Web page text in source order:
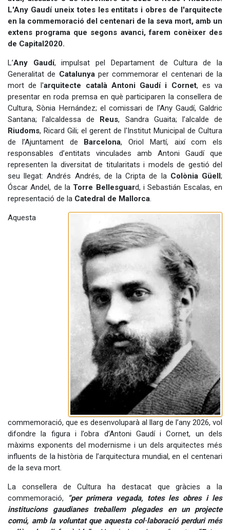
L'Any Gaudí uneix totes les entitats i obres de l'arquitecte
en la commemoració del centenari de la seva mort, amb un
extens programa que segons avanci, farem conèixer des
de Capital2020.
L’Any Gaudí, impulsat pel Departament de Cultura de la
Generalitat de Catalunyaper commemorar el centenari de la
mort de l'arquitecte català Antoni Gaudí i Cornet, es va
presentar en roda premsa en què participaren la consellera de
Cultura, Sònia Hernández; el comissari de l’Any Gaudí, Galdric
Santana; l’alcaldessa de Reus, Sandra Guaita; l’alcalde de
Riudoms, Ricard Gili; el gerent de l'Institut Municipal de Cultura
de l’Ajuntament de Barcelona, Oriol Martí, així com els
responsables d’entitats vinculades amb Antoni Gaudí que
representen la diversitat de titularitats i models de gestió del
seu llegat: Andrés Andrés, de la Cripta de la Colònia Güell;
Óscar Andel, de la Torre Bellesguard, i Sebastián Escalas, en
representació de la Catedral de Mallorca.
Aquesta
commemoració, que es desenvoluparà al llarg de l’any 2026, vol
difondre la figura i l’obra d’Antoni Gaudí i Cornet, un dels
màxims exponents del modernisme i un dels arquitectes més
influents de la història de l’arquitectura mundial, en el centenari
de la seva mort.
La consellera de Cultura ha destacat que gràcies a la
commemoració,
“per primera vegada, totes les obres i les
institucions gaudianes treballem plegades en un projecte
comú, amb la voluntat que aquesta col·laboració perduri més